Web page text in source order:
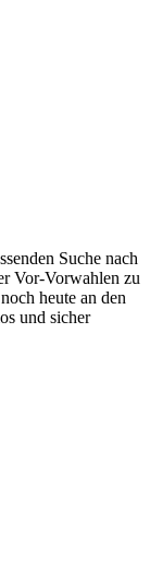
Suche nach
Vor-Vorwahlen zu
heute an den
und sicher